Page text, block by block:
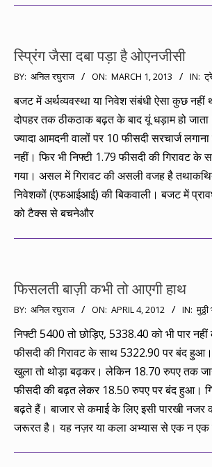
स्प्रिंग जैसा दबा पड़ा है ओएनजीसी
2013-
01
BY: अनिल रघुराज ON: MARCH 1, 2013 IN:
बजट में अर्थव्यवस्था या निवेश संबंधी ऐसा कुछ नहीं
दोपहर तक ठीकठाक बढ़त के बाद यूं धड़ाम हो
ज्यादा आमदनी वालों पर 10 फीसदी सरचार्ज
नहीं। फिर भी निफ्टी 1.79 फीसदी की गिरावट
गया। असल में गिरावट की असली वजह है
निवेशकों (एफआईआई) की बिकवाली। बजट में
को टैक्स से बचनेऔर
फिसलती बाज़ी कभी तो आएगी हाथ
2012-
04-
04
BY: अनिल रघुराज ON: APRIL 4, 2012 IN:
निफ्टी 5400 तो छोड़िए, 5338.40 को भी पार
फीसदी की गिरावट के साथ 5322.90 पर बंद
खुला तो थोड़ा बढ़कर। लेकिन 18.70 रुपए तक
फीसदी की बढ़त लेकर 18.50 रुपए पर बंद हुआ।
बढ़ते हैं। बाजार से कमाई के लिए इसी पारखी नजर
जरूरत है। यह नज़र या कला अभ्यास से एक न